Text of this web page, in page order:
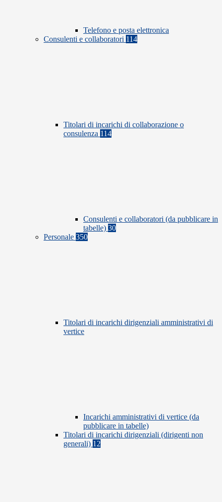
Telefono e posta elettronica
Consulenti e collaboratori 114
Titolari di incarichi di collaborazione o
consulenza 114
Consulenti e collaboratori (da pubblicare in
tabelle) 30
Personale 350
Titolari di incarichi dirigenziali amministrativi di
vertice
Incarichi amministrativi di vertice (da
pubblicare in tabelle)
Titolari di incarichi dirigenziali (dirigenti non
generali) 12